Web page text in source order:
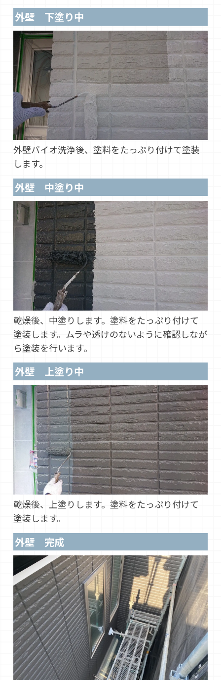
外壁 下塗り中
外壁バイオ洗浄後、塗料をたっぷり付けて塗装
します。
外壁 中塗り中
乾燥後、中塗りします。塗料をたっぷり付けて
塗装します。ムラや透けのないように確認しなが
ら塗装を行います。
外壁 上塗り中
乾燥後、上塗りします。塗料をたっぷり付けて
塗装します。
外壁 完成